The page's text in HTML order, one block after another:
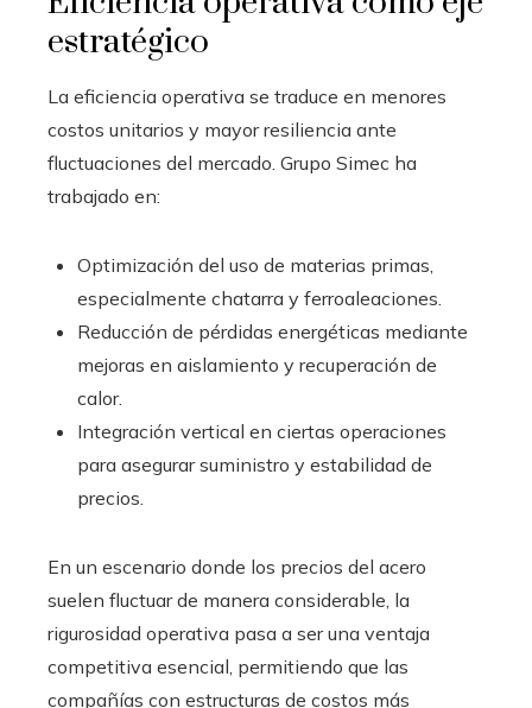
estratégico
La eficiencia operativa se traduce en menores
costos unitarios y mayor resiliencia ante
fluctuaciones del mercado. Grupo Simec ha
trabajado en:
Optimización del uso de materias primas,
especialmente chatarra y ferroaleaciones.
Reducción de pérdidas energéticas mediante
mejoras en aislamiento y recuperación de
calor.
Integración vertical en ciertas operaciones
para asegurar suministro y estabilidad de
precios.
En un escenario donde los precios del acero
suelen fluctuar de manera considerable, la
rigurosidad operativa pasa a ser una ventaja
competitiva esencial, permitiendo que las
compañías con estructuras de costos más